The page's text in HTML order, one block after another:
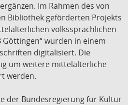
Im Rahmen des von
Bibliothek geförderten Projekts
volkssprachlichen
wurden in einem
digitalisiert. Die
um weitere mittelalterliche
werden.
der Bundesregierung für Kultur